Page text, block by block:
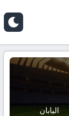
اليابان